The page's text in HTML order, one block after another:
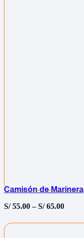
Camisón de Marinera
S/55.00–S/65.00